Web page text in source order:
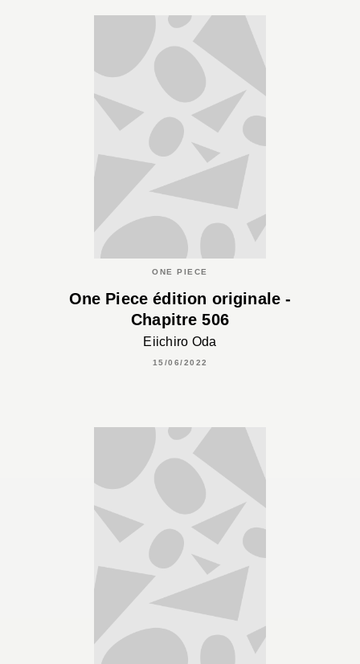
ONE PIECE
One Piece édition originale -
Chapitre 506
Eiichiro Oda
15/06/2022